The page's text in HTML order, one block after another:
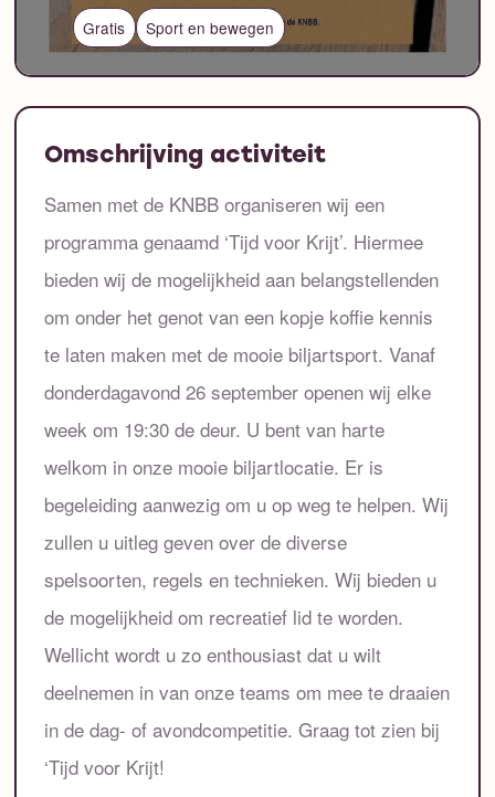
Gratis Sport en bewegen
Omschrijving activiteit
Samen met de KNBB organiseren wij een
programma genaamd ‘Tijd voor Krijt’. Hiermee
bieden wij de mogelijkheid aan belangstellenden
om onder het genot van een kopje koffie kennis
te laten maken met de mooie biljartsport. Vanaf
donderdagavond 26 september openen wij elke
week om 19:30 de deur. U bent van harte
welkom in onze mooie biljartlocatie. Er is
begeleiding aanwezig om u op weg te helpen. Wij
zullen u uitleg geven over de diverse
spelsoorten, regels en technieken. Wij bieden u
de mogelijkheid om recreatief lid te worden.
Wellicht wordt u zo enthousiast dat u wilt
deelnemen in van onze teams om mee te draaien
in de dag- of avondcompetitie. Graag tot zien bij
‘Tijd voor Krijt!